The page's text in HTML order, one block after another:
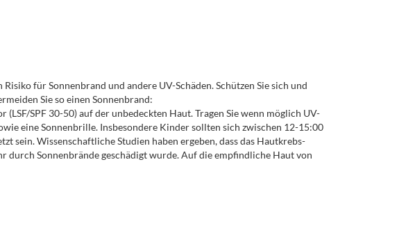
für Sonnenbrand und andere UV-Schäden. Schützen Sie sich und
Sie so einen Sonnenbrand:
SPF 30-50) auf der unbedeckten Haut. Tragen Sie wenn möglich UV-
eine Sonnenbrille. Insbesondere Kinder sollten sich zwischen 12-15:00
sein. Wissenschaftliche Studien haben ergeben, dass das Hautkrebs-
durch Sonnenbrände geschädigt wurde. Auf die empfindliche Haut von